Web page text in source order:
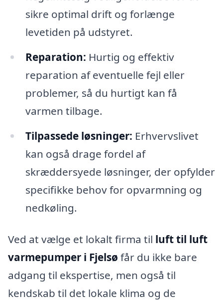
sikre optimal drift og forlænge
levetiden på udstyret.
Reparation: Hurtig og effektiv
reparation af eventuelle fejl eller
problemer, så du hurtigt kan få
varmen tilbage.
Tilpassede løsninger: Erhvervslivet
kan også drage fordel af
skræddersyede løsninger, der opfylder
specifikke behov for opvarmning og
nedkøling.
Ved at vælge et lokalt firma til luft til luft
varmepumper i Fjelsø får du ikke bare
adgang til ekspertise, men også til
kendskab til det lokale klima og de